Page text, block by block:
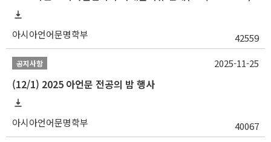
아시아언어문명학부 42559
공지사항
(12/1) 2025 아언문 전공의 밤 행사
아시아언어문명학부 40067
2025-11-25